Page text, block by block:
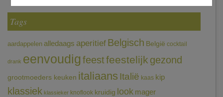
Tags
aardappelen alledaags aperitief Belgisch België cocktail
drank eenvoudigfeestfeestelijk gezond
grootmoeders keuken italiaans Italië kaas kip
klassiek klassieker knoflook kruidig look mager